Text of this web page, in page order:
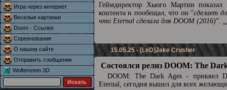
Игра через интернет
Веселые картинки
Doom - Ссылки
Соревнования
О нашем сайте
Отправить сообщение
Wolfenstein 3D
Геймдиректор Хьюго Мартин показал
контента и пообещал, что он "сделает
что Eternal сделала для DOOM (2016)".
15.05.25 - [LeD]Jake Crusher
Состоялся релиз DOOM: The
DOOM: The Dark Ages - приквел
Eternal, сегодня вышел для всех